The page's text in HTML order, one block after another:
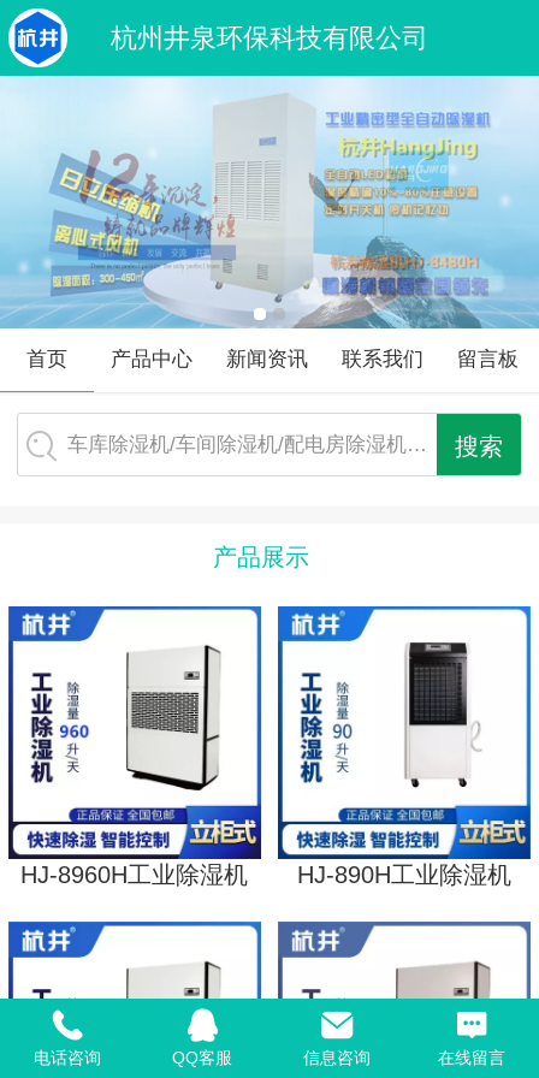
杭州井泉环保科技有限公司
首页 产品中心 新闻资讯 联系我们 留言板
车库除湿机/车间除湿机/配电房除湿机…
产品展示
HJ-8960H工业除湿机 HJ-890H工业除湿机
电话咨询 QQ客服 信息咨询 在线留言